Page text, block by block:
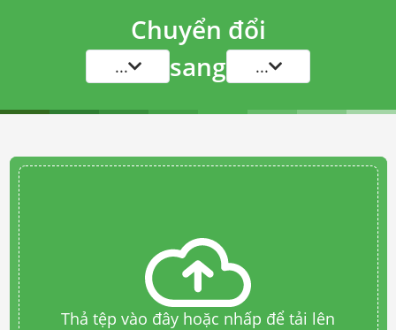
Chuyển đổi
... sang ...
Thả tệp vào đây hoặc nhấp để tải lên